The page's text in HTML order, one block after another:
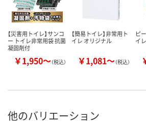
【災害用トイレ】サンコ
ー トイレ非常用袋 抗菌
凝固剤付
￥1,950～（税込）
【簡易トイレ】非常用ト
イレ オリジナル
￥1,081～（税込）
ピ
イレ
他のバリエーション